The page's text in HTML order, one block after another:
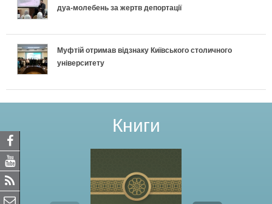
дуа-молебень за жертв депортації
Муфтій отримав відзнаку Київського столичного
університету
Книги